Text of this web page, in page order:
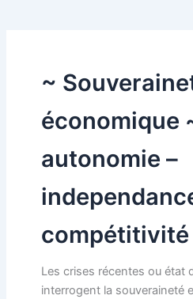
~
économique
autonomie –
compétitivité
Les crises récentes ou état
interrogent la souveraineté